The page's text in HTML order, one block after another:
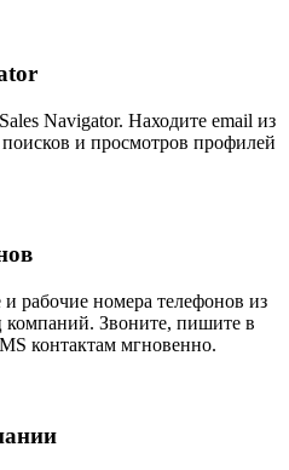
Navigator. Находите email из
и просмотров профилей
рабочие номера телефонов из
Звоните, пишите в
контактам мгновенно.